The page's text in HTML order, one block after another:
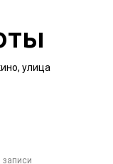
улица
записи